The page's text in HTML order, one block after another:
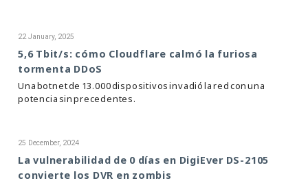
22 January, 2025
5,6 Tbit/s: cómo Cloudflare calmó la furiosa
tormenta DDoS
Una botnet de 13.000 dispositivos invadió la red con una
potencia sin precedentes.
25 December, 2024
La vulnerabilidad de 0 días en DigiEver DS-2105
convierte los DVR en zombis